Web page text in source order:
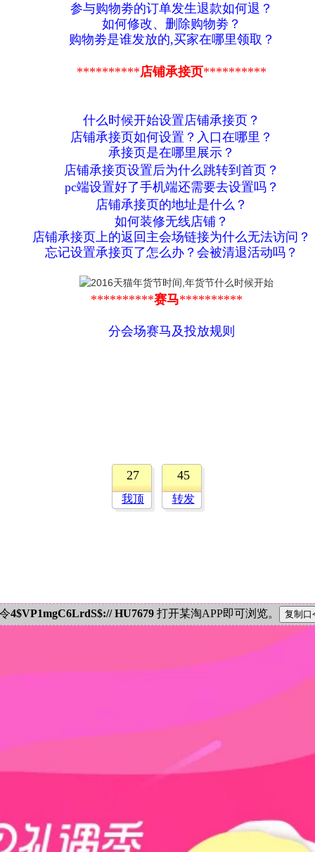
参与购物劵的订单发生退款如何退？
如何修改、删除购物劵？
购物劵是谁发放的,买家在哪里领取？
**********店铺承接页**********
什么时候开始设置店铺承接页？
店铺承接页如何设置？入口在哪里？
承接页是在哪里展示？
店铺承接页设置后为什么跳转到首页？
pc端设置好了手机端还需要去设置吗？
店铺承接页的地址是什么？
如何装修无线店铺？
店铺承接页上的返回主会场链接为什么无法访问？
忘记设置承接页了怎么办？会被清退活动吗？
**********赛马**********
分会场赛马及投放规则
27
我顶
45
转发
4$VP1mgC6LrdS$:// HU7679 打开某淘APP即可浏览。